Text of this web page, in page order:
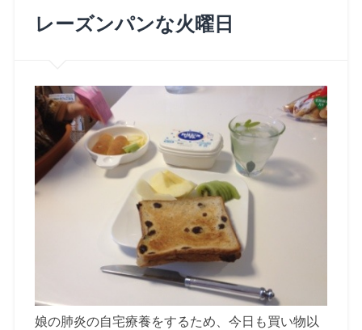
レーズンパンな火曜日
娘の肺炎の自宅療養をするため、今日も買い物以